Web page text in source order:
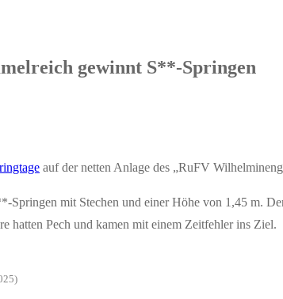
gewinnt S**-Springen
auf der netten Anlage des „RuFV
Springen mit Stechen und einer Höhe von 1,45 m.
hatten Pech und kamen mit einem Zeitfehler ins Ziel.